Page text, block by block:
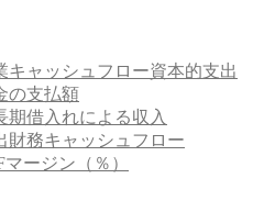
キャッシュフロー資本的支出
の支払額
期借入れによる収入
財務キャッシュフロー
マージン（％）